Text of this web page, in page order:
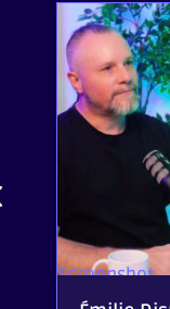
Screenshot